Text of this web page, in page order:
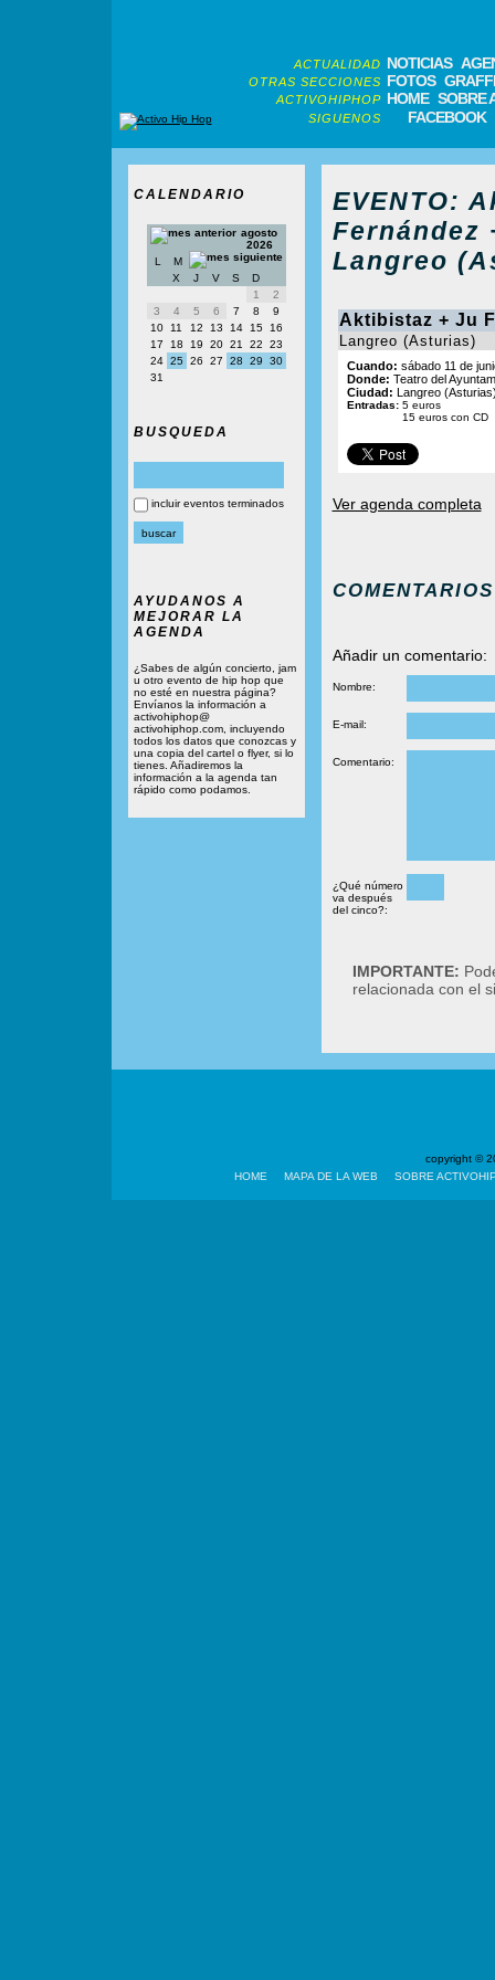
ACTUALIDAD NOTICIAS
OTRAS SECCIONES FOTOS
ACTIVOHIPHOP HOME SOBRE
SIGUENOS FACEBOOK
CALENDARIO
agosto
2026
L
M
X
J V S
D
1
2
3
4 5 6 7 8
9
10
11 12 13 14 15
16
17
18 19 20 21 22
23
24 25 26 27 28 29
30
31
BUSQUEDA
incluir eventos terminados
AYUDANOS A
MEJORAR LA
AGENDA
¿Sabes de algún concierto, jam
u otro evento de hip hop que
no esté en nuestra página?
Envíanos la información a
activohiphop@
activohiphop.com, incluyendo
todos los datos que conozcas y
una copia del cartel o flyer, si lo
tienes. Añadiremos la
información a la agenda tan
rápido como podamos.
EVENTO:
Fernández
Langreo
Aktibistaz + Ju
Langreo (Asturias)
Cuando: sábado 11 de
Donde: Teatro del
Ciudad: Langreo
Entradas: 5 euros
15 euros con CD
Ver agenda completa
COMENTARIOS
Añadir un comentario:
Nombre:
E-mail:
Comentario:
¿Qué número
va después
del cinco?:
IMPORTANTE:
relacionada con el
copyright ©
HOME
MAPA DE LA WEB SOBRE